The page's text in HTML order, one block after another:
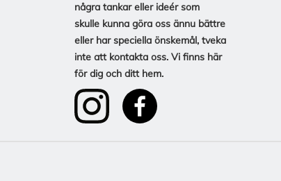
några tankar eller ideér som
skulle kunna göra oss ännu bättre
eller har speciella önskemål, tveka
inte att kontakta oss. Vi finns här
för dig och ditt hem.